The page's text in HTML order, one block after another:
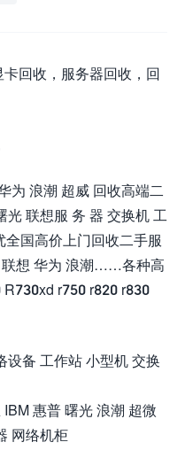
回收，服务器回收，回
为 浪潮 超威 回收高端二
光 联想服 务 器 交换机 工
国高价上门回收二手服
联想 华为 浪潮……各种高
r750 r820 r830
设备 工作站 小型机 交换
惠普 曙光 浪潮 超微
网络机柜